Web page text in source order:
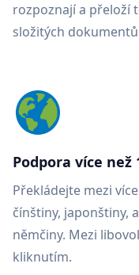
rozpoznají a přeloží
složitých
Podpora více než
Překládejte mezi
čínštiny, japonštiny,
němčiny. Mezi
kliknutím.